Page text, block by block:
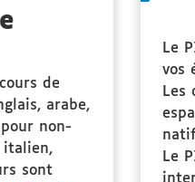
de
arabe,
non-
italien,
sont
Le
vos
Les
Le